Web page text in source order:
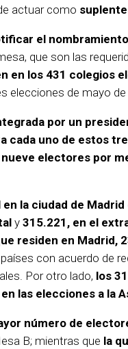
actuar como
el
que son las
en los 431 colegios
elecciones de mayo de
por un
cada uno de estos
nueve electores por
la ciudad de
y 315.221, en el
residen en Madrid,
con acuerdo de
Por otro lado, los
las elecciones a la
número de
B; mientras que la